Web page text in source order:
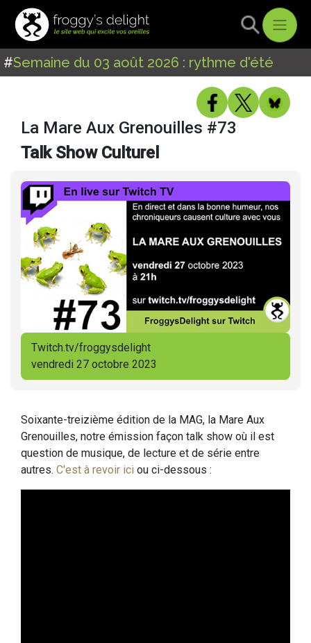
#Semaine du 03 août 2026 : rythme d'été
La Mare Aux Grenouilles #73
Talk Show Culturel
Twitch.tv/froggysdelight
vendredi 27 octobre 2023
Soixante-treizième édition de la MAG, la Mare Aux
Grenouilles, notre émission façon talk show où il est
question de musique, de lecture et de série entre
autres. C'est à revoir ici ou ci-dessous :